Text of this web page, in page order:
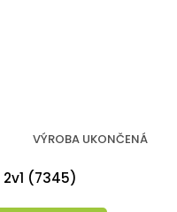
(7345)
VÝROBA UKONČENÁ